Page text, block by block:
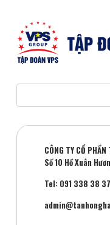
CÔNG TY CỔ
Số 10 Hồ Xuân
Tel: 091 338 38 37